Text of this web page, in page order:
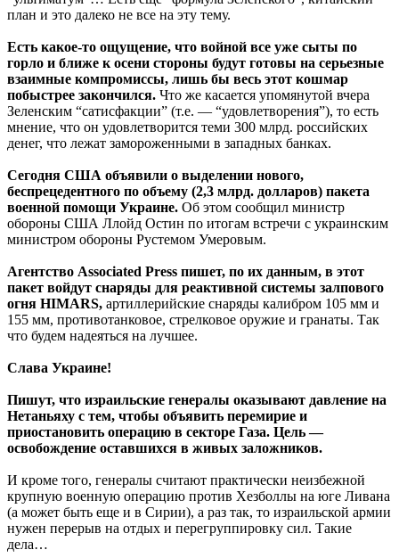
план и это далеко не все на эту тему.
Есть какое-то ощущение, что войной все уже сыты по
горло и ближе к осени стороны будут готовы на серьезные
взаимные компромиссы, лишь бы весь этот кошмар
побыстрее закончился. Что же касается упомянутой вчера
Зеленским “сатисфакции” (т.е. — “удовлетворения”), то есть
мнение, что он удовлетворится теми 300 млрд. российских
денег, что лежат замороженными в западных банках.
Сегодня США объявили о выделении нового,
беспрецедентного по объему (2,3 млрд. долларов) пакета
военной помощи Украине. Об этом сообщил министр
обороны США Ллойд Остин по итогам встречи с украинским
министром обороны Рустемом Умеровым.
Агентство Associated Press пишет, по их данным, в этот
пакет войдут снаряды для реактивной системы залпового
огня HIMARS, артиллерийские снаряды калибром 105 мм и
155 мм, противотанковое, стрелковое оружие и гранаты. Так
что будем надеяться на лучшее.
Слава Украине!
Пишут, что израильские генералы оказывают давление на
Нетаньяху с тем, чтобы объявить перемирие и
приостановить операцию в секторе Газа. Цель —
освобождение оставшихся в живых заложников.
И кроме того, генералы считают практически неизбежной
крупную военную операцию против Хезболлы на юге Ливана
(а может быть еще и в Сирии), а раз так, то израильской армии
нужен перерыв на отдых и перегруппировку сил. Такие
дела…